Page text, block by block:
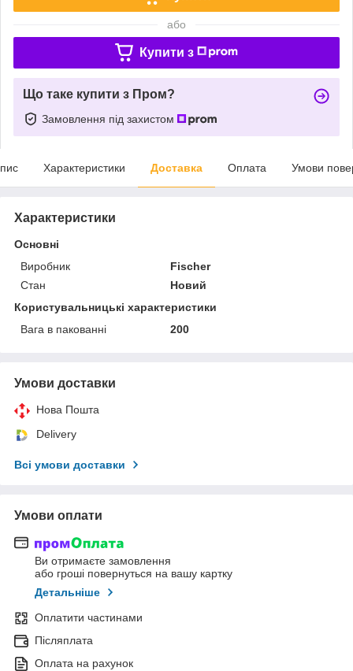
або
Купити з
Що таке купити з Пром?
Замовлення під захистом
Характеристики Доставка Оплата Умови
Характеристики
Основні
Виробник
Fischer
Стан
Новий
Користувальницькі характеристики
Вага в пакованні
200
Умови доставки
Нова Пошта
Delivery
Всі умови доставки
Умови оплати
Ви отримаєте замовлення
або гроші повернуться на вашу картку
Детальніше
Оплатити частинами
Післяплата
Оплата на рахунок